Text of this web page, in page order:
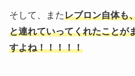
そして、またレブロン自体も
と連れていってくれたことが
すよね！！！！！